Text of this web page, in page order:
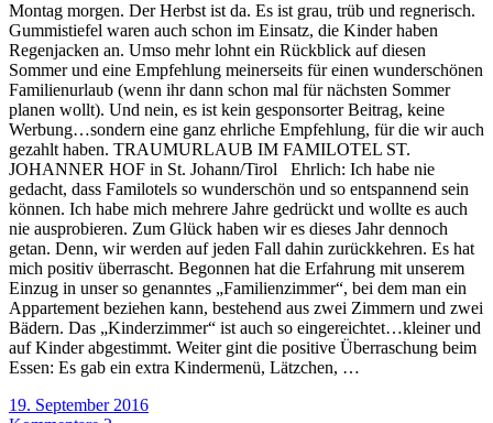
Montag morgen. Der Herbst ist da. Es ist grau, trüb und regnerisch.
Gummistiefel waren auch schon im Einsatz, die Kinder haben
Regenjacken an. Umso mehr lohnt ein Rückblick auf diesen
Sommer und eine Empfehlung meinerseits für einen wunderschönen
Familienurlaub (wenn ihr dann schon mal für nächsten Sommer
planen wollt). Und nein, es ist kein gesponsorter Beitrag, keine
Werbung…sondern eine ganz ehrliche Empfehlung, für die wir auch
gezahlt haben. TRAUMURLAUB IM FAMILOTEL ST.
JOHANNER HOF in St. Johann/Tirol Ehrlich: Ich habe nie
gedacht, dass Familotels so wunderschön und so entspannend sein
können. Ich habe mich mehrere Jahre gedrückt und wollte es auch
nie ausprobieren. Zum Glück haben wir es dieses Jahr dennoch
getan. Denn, wir werden auf jeden Fall dahin zurückkehren. Es hat
mich positiv überrascht. Begonnen hat die Erfahrung mit unserem
Einzug in unser so genanntes „Familienzimmer“, bei dem man ein
Appartement beziehen kann, bestehend aus zwei Zimmern und zwei
Bädern. Das „Kinderzimmer“ ist auch so eingereichtet…kleiner und
auf Kinder abgestimmt. Weiter gint die positive Überraschung beim
Essen: Es gab ein extra Kindermenü, Lätzchen, …
19. September 2016